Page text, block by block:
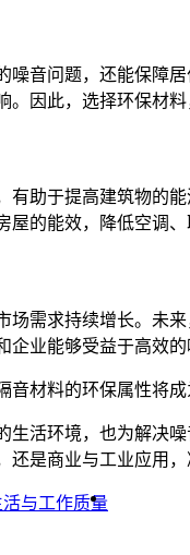
音问题，还能保障
因此，选择环保材
助于提高建筑物的
的能效，降低空调
场需求持续增长。未
业能够受益于高效的
材料的环保属性将
活环境，也为解决
是商业与工业应用
与工作质量